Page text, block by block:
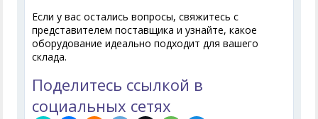
Если у вас остались вопросы, свяжитесь с
представителем поставщика и узнайте, какое
оборудование идеально подходит для вашего
склада.
Поделитесь ссылкой в
социальных сетях